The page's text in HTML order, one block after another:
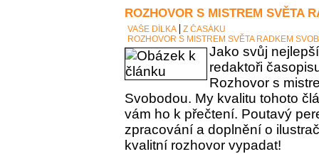
ROZHOVOR S MISTREM SVĚTA
VAŠE DÍLKA
Z ČASÁKU
ROZHOVOR S MISTREM SVĚTA RADKEM
Jako svůj
redaktoři
Rozhovor s
Svobodou. My kvalitu tohoto
vám ho k přečtení. Poutavý
zpracování a doplnění o
kvalitní rozhovor vypadat!